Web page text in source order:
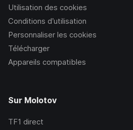
Utilisation des cookies
Conditions d’utilisation
Personnaliser les cookies
Télécharger
Appareils compatibles
Sur Molotov
TF1 direct